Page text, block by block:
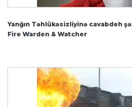
Yanğın Təhlükəsizliyinə cavabdeh
Fire Warden & Watcher